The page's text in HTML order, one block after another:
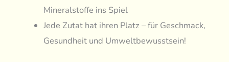
Mineralstoffe ins Spiel
Jede Zutat hat ihren Platz – für Geschmack,
Gesundheit und Umweltbewusstsein!